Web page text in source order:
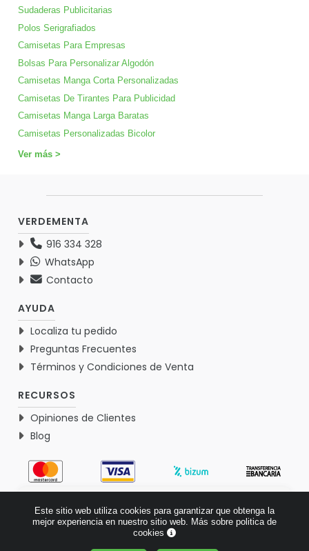
Sudaderas Publicitarias
Polos Serigrafiados
Camisetas Para Empresas
Bolsas Para Personalizar Algodón
Camisetas Manga Corta Personalizadas
Camisetas De Tirantes Para Publicidad
Camisetas Manga Larga Baratas
Camisetas Personalizadas Bicolor
Ver más >
VERDEMENTA
916 334 328
WhatsApp
Contacto
AYUDA
Localiza tu pedido
Preguntas Frecuentes
Términos y Condiciones de Venta
RECURSOS
Opiniones de Clientes
Blog
Basado en 1771 opiniones >
Este sitio web utiliza cookies para garantizar que obtenga la
mejor experiencia en nuestro sitio web. Más sobre politica de
cookies